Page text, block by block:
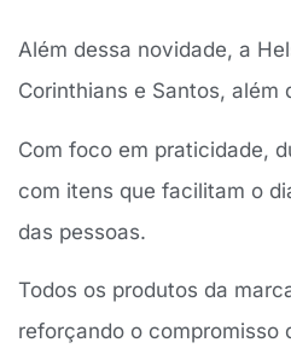
Além dessa novidade, a
Corinthians e Santos,
Com foco em praticidade,
com itens que facilitam o
das pessoas.
Todos os produtos da
reforçando o compromisso